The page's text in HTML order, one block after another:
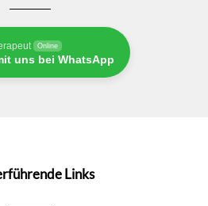
Online
uns bei WhatsApp
Links